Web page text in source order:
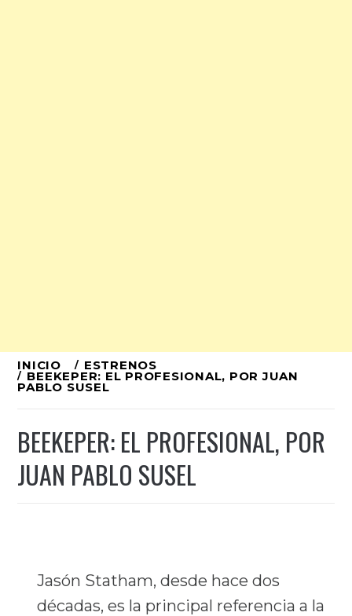
Ir
al
INICIO ESTRENOS
BEEKEPER: EL PROFESIONAL, POR JUAN
PABLO SUSEL
BEEKEPER: EL PROFESIONAL, POR
JUAN PABLO SUSEL
Jasón Statham, desde hace dos
décadas, es la principal referencia a la